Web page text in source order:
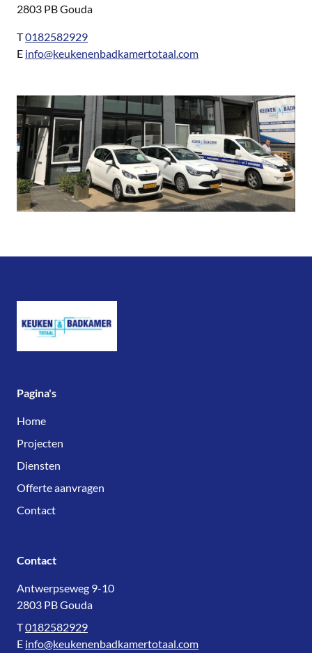
2803 PB Gouda
T0182582929
E info@keukenenbadkamertotaal.com
Pagina's
Home
Projecten
Diensten
Offerte aanvragen
Contact
Contact
Antwerpseweg 9-10
2803 PB Gouda
T0182582929
E info@keukenenbadkamertotaal.com